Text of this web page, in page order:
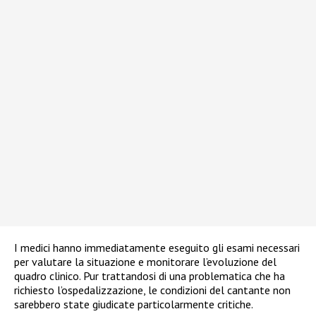
I medici hanno immediatamente eseguito gli esami necessari
per valutare la situazione e monitorare l’evoluzione del
quadro clinico. Pur trattandosi di una problematica che ha
richiesto l’ospedalizzazione, le condizioni del cantante non
sarebbero state giudicate particolarmente critiche.